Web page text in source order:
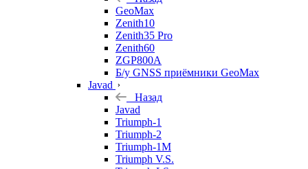
GeoMax
Zenith10
Zenith35 Pro
Zenith60
ZGP800A
Б/у GNSS приёмники GeoMax
Javad
Назад
Javad
Triumph-1
Triumph-2
Triumph-1M
Triumph V.S.